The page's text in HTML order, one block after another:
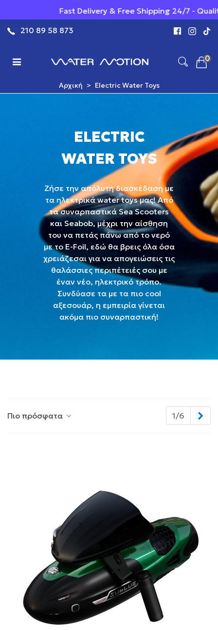
Fast Delivery & Free Shipping 24/7 - Quality
210 89 58 873
0
Αρχική > Electric Water Toys
ELECTRIC
WATER TOYS
Ζήσε την απόλυτη διασκέδαση με
τα ηλεκτρικά water toys μας! Από
τα συναρπαστικά Sea Scooters
και Seabob, μέχρι την αίσθηση
του να πετάς πάνω από το νερό
με το E-Foil, εδώ θα βρεις όλα όσα
χρειάζεσαι για να απογειώσεις τις
θαλάσσιες περιπέτειές σου με
έναν νέο, ηλεκτρικό τρόπο.
Συνδύασε τα με τα πιο cool
αξεσουάρ, η εμπειρία γίνεται
ακόμα πιο συναρπαστική!
Πιο πρόσφατα 1/6